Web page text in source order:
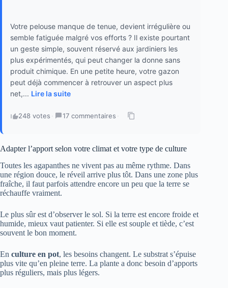
Votre pelouse manque de tenue, devient irrégulière ou
semble fatiguée malgré vos efforts ? Il existe pourtant
un geste simple, souvent réservé aux jardiniers les
plus expérimentés, qui peut changer la donne sans
produit chimique. En une petite heure, votre gazon
peut déjà commencer à retrouver un aspect plus
net,... Lire la suite
248 votes · 17 commentaires ·
Adapter l’apport selon votre climat et votre type de culture
Toutes les agapanthes ne vivent pas au même rythme. Dans
une région douce, le réveil arrive plus tôt. Dans une zone plus
fraîche, il faut parfois attendre encore un peu que la terre se
réchauffe vraiment.
Le plus sûr est d’observer le sol. Si la terre est encore froide et
humide, mieux vaut patienter. Si elle est souple et tiède, c’est
souvent le bon moment.
En culture en pot, les besoins changent. Le substrat s’épuise
plus vite qu’en pleine terre. La plante a donc besoin d’apports
plus réguliers, mais plus légers.